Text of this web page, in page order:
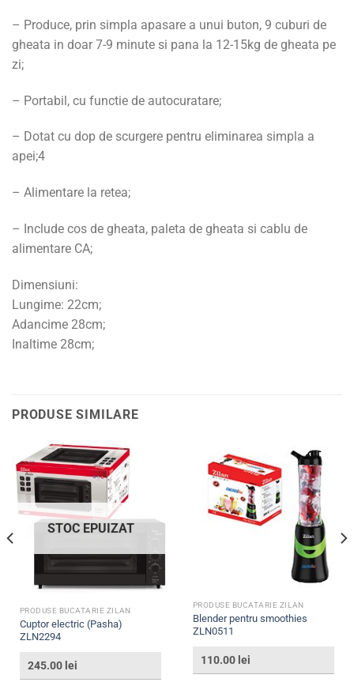
– Produce, prin simpla apasare a unui buton, 9 cuburi de
gheata in doar 7-9 minute si pana la 12-15kg de gheata pe
zi;
– Portabil, cu functie de autocuratare;
– Dotat cu dop de scurgere pentru eliminarea simpla a
apei;4
– Alimentare la retea;
– Include cos de gheata, paleta de gheata si cablu de
alimentare CA;
Dimensiuni:
Lungime: 22cm;
Adancime 28cm;
Inaltime 28cm;
PRODUSE SIMILARE
STOC EPUIZAT
PRODUSE BUCATARIE ZILAN
Cuptor electric (Pasha)
ZLN2294
245.00 lei
PRODUSE BUCATARIE ZILAN
Blender pentru smoothies
ZLN0511
110.00 lei